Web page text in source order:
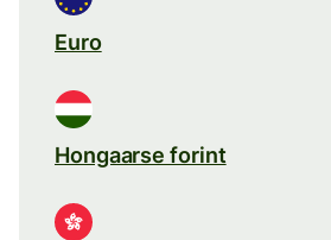
Euro
Hongaarse forint